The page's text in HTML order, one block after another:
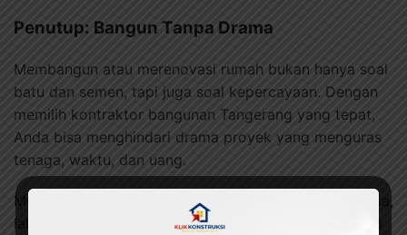
Penutup: Bangun Tanpa Drama
Membangun atau merenovasi rumah bukan hanya soal
batu dan semen, tapi juga soal kepercayaan. Dengan
memilih kontraktor bangunan Tangerang yang tepat,
Anda bisa menghindari drama proyek yang menguras
tenaga, waktu, dan uang.
Mulailah dengan langkah cermat. Jangan tergesa-gesa,
lakukan riset, bandingkan layanan, dan pastikan Anda